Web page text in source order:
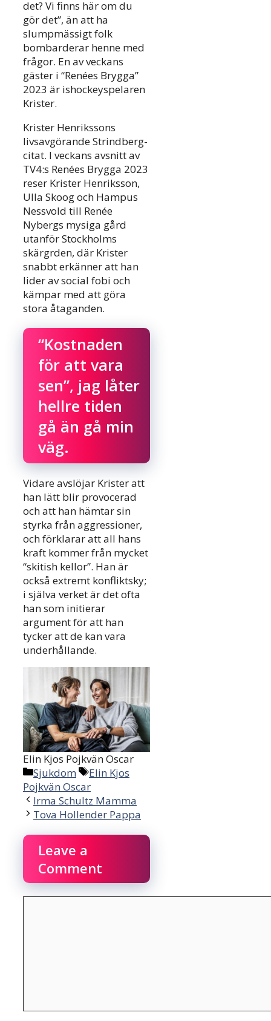
det? Vi finns här om du
gör det”, än att ha
slumpmässigt folk
bombarderar henne med
frågor. En av veckans
gäster i “Renées Brygga”
2023 är ishockeyspelaren
Krister.
Krister Henrikssons
livsavgörande Strindberg-
citat. I veckans avsnitt av
TV4:s Renées Brygga 2023
reser Krister Henriksson,
Ulla Skoog och Hampus
Nessvold till Renée
Nybergs mysiga gård
utanför Stockholms
skärgrden, där Krister
snabbt erkänner att han
lider av social fobi och
kämpar med att göra
stora åtaganden.
“Kostnaden
för att vara
sen”, jag låter
hellre tiden
gå än gå min
väg.
Vidare avslöjar Krister att
han lätt blir provocerad
och att han hämtar sin
styrka från aggressioner,
och förklarar att all hans
kraft kommer från mycket
“skitish kellor”. Han är
också extremt konfliktsky;
i själva verket är det ofta
han som initierar
argument för att han
tycker att de kan vara
underhållande.
Elin Kjos Pojkvän Oscar
Categories
Sjukdom Tags
Elin Kjos
Pojkvän Oscar
Irma Schultz Mamma
Tova Hollender Pappa
Leave a
Comment